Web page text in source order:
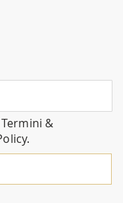
Termini &
.